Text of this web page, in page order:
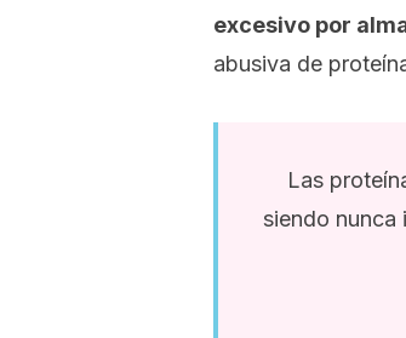
excesivo por
abusiva de
Las
siendo nunca